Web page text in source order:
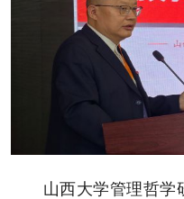
山西大学管理哲学